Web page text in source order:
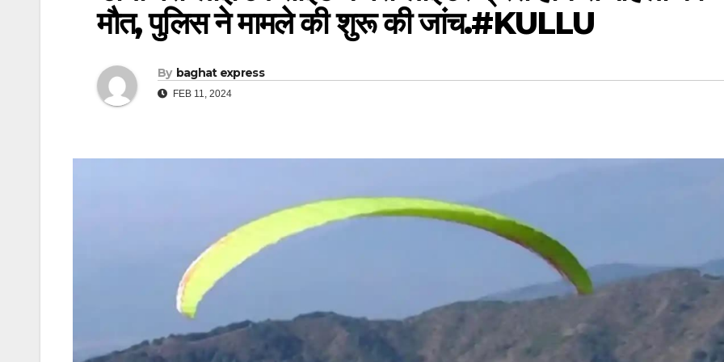
मौत, पुलिस ने मामले की शुरू की जांच.#KULLU
By baghat express
FEB 11, 2024